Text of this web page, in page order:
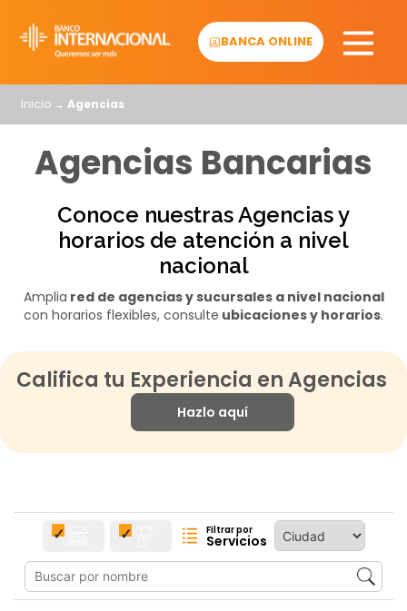
content
BANCA ONLINE
Inicio → Agencias
Agencias Bancarias
Conoce nuestras Agencias y
horarios de atención a nivel
nacional
Amplia red de agencias y sucursales a nivel nacional
con horarios flexibles, consulte ubicaciones y horarios.
Califica tu Experiencia en Agencias
Hazlo aquí
Filtrar por
Servicios